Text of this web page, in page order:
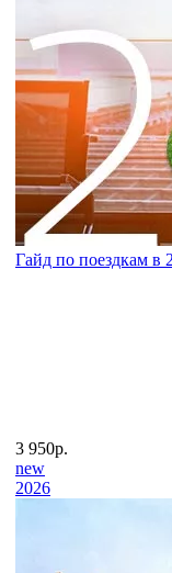
Гайд по поездкам в
3 950р.
new
2026